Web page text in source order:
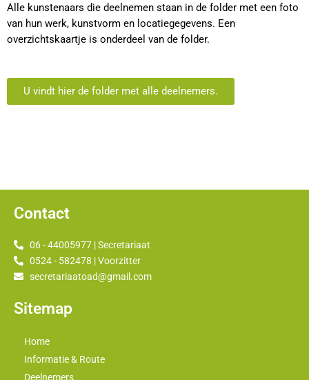
Alle kunstenaars die deelnemen staan in de folder met een foto
van hun werk, kunstvorm en locatiegegevens. Een
overzichtskaartje is onderdeel van de folder.
U vindt hier de folder met alle deelnemers.
Contact
06 - 44005977 | Secretariaat
0524 - 582478 | Voorzitter
secretariaatoad@gmail.com
Sitemap
Home
Informatie & Route
Deelnemers